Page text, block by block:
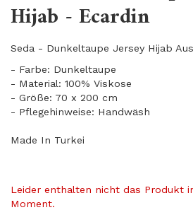
Hijab - Ecardin
Seda - Dunkeltaupe Jersey Hijab
- Farbe: Dunkeltaupe
- Material: 100% Viskose
- Größe: 70 x 200 cm
- Pflegehinweise: Handwäsh
Made In Turkei
Leider enthalten nicht das Produkt
Moment.